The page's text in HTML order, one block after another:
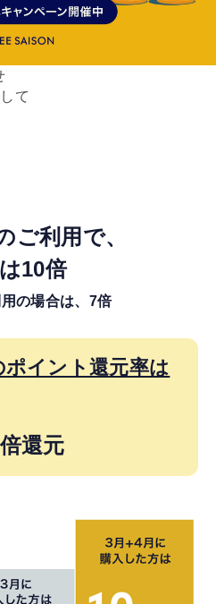
て
ご利用で、
10倍
の場合は、7倍
イント還元率は
倍還元